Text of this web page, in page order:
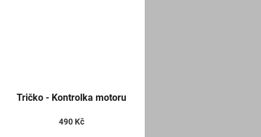
Tričko - Kontrolka motoru
490 Kč